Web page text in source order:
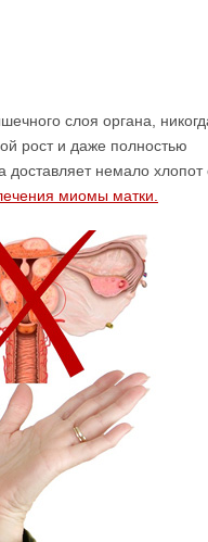
слоя органа,
рост и даже полностью
доставляет немало хлопот
миомы матки.